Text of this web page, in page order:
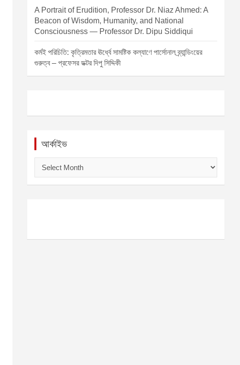
A Portrait of Erudition, Professor Dr. Niaz Ahmed: A
Beacon of Wisdom, Humanity, and National
Consciousness — Professor Dr. Dipu Siddiqui
কর্মই পরিচিতি: কৃত্রিমতার ঊর্ধ্বে সামষ্টিক কল্যাণে পার্সোনাল ব্র্যান্ডিংয়ের
গুরুত্ব – প্রফেসর ডক্টর দিপু সিদ্দিকী
আর্কাইভ
ই